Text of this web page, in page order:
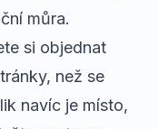
můra.
si objednat
než se
navíc je místo,